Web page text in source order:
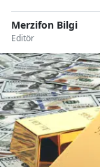
Merzifon Bilgi
Editör